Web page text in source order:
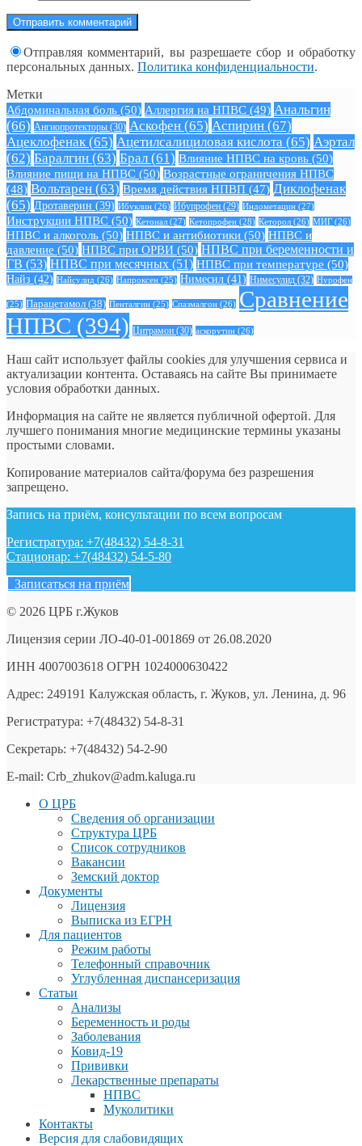
Отправляя комментарий, вы разрешаете сбор и обработку
персональных данных. Политика конфиденциальности.
Метки
Абдоминальная боль (50) Аллергия на НПВС (49) Анальгин
(66) Ангиопротекторы (30) Аскофен (65) Аспирин (67)
Ацеклофенак (65) Ацетилсалициловая кислота (65) Аэртал
(62) Баралгин (63) Брал (61) Влияние НПВС на кровь (50)
Влияние пищи на НПВС (50) Возрастные ограничения НПВС
(48) Вольтарен (63) Время действия НПВП (47) Диклофенак
(65) Дротаверин (39) Ибуклин (26) Ибупрофен (29) Индометацин (27)
Инструкции НПВС (50) Кетонал (27) Кетопрофен (28) Кеторол (26) МИГ (26)
НПВС и алкоголь (50) НПВС и антибиотики (50) НПВС и
давление (50) НПВС при ОРВИ (50) НПВС при беременности и
ГВ (53) НПВС при месячных (51) НПВС при температуре (50)
Найз (42) Найсулид (26) Напроксен (25) Нимесил (41) Нимесулид (32) Нурофен
(25) Парацетамол (38) Пенталгин (25) Спазмалгон (26) Сравнение
НПВС (394) Цитрамон (30) аскорутин (26)
Наш сайт использует файлы cookies для улучшения сервиса и
актуализации контента. Оставаясь на сайте Вы принимаете
условия обработки данных.
Информация на сайте не является публичной офертой. Для
лучшего понимания многие медицинские термины указаны
простыми словами.
Копирование материалов сайта/форума без разрешения
запрещено.
Запись на приём, консультации по всем вопросам
Регистратура: +7(48432) 54-8-31
Стационар: +7(48432) 54-5-80
Записаться на приём
© 2026 ЦРБ г.Жуков
Лицензия серии ЛО-40-01-001869 от 26.08.2020
ИНН 4007003618 ОГРН 1024000630422
Адрес: 249191 Калужская область, г. Жуков, ул. Ленина, д. 96
Регистратура: +7(48432) 54-8-31
Секретарь: +7(48432) 54-2-90
E-mail: Crb_zhukov@adm.kaluga.ru
О ЦРБ
Сведения об организации
Структура ЦРБ
Список сотрудников
Вакансии
Земский доктор
Документы
Лицензия
Выписка из ЕГРН
Для пациентов
Режим работы
Телефонный справочник
Углубленная диспансеризация
Статьи
Анализы
Беременность и роды
Заболевания
Ковид-19
Прививки
Лекарственные препараты
НПВС
Муколитики
Контакты
Версия для слабовидящих